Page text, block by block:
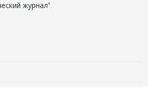
журнал".